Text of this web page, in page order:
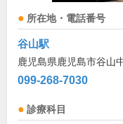
所在地・電話番号
谷山駅
鹿児島県鹿児島市谷山
099-268-7030
診療科目